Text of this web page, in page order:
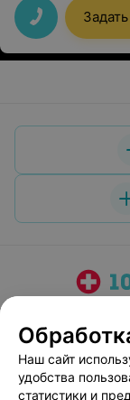
Наш сайт
удобства
статистики и